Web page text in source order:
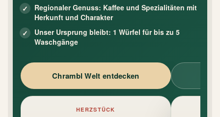
Regionaler Genuss: Kaffee und Spezialitäten mit
Herkunft und Charakter
Unser Ursprung bleibt: 1 Würfel für bis zu 5
Waschgänge
Chrambl Welt entdecken
HERZSTÜCK